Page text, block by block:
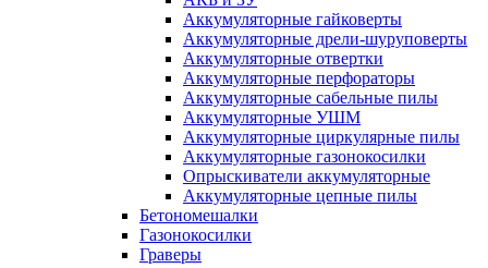
Аккумуляторные гайковерты
Аккумуляторные дрели-шуруповерты
Аккумуляторные отвертки
Аккумуляторные перфораторы
Аккумуляторные сабельные пилы
Аккумуляторные УШМ
Аккумуляторные циркулярные пилы
Аккумуляторные газонокосилки
Опрыскиватели аккумуляторные
Аккумуляторные цепные пилы
Бетономешалки
Газонокосилки
Граверы